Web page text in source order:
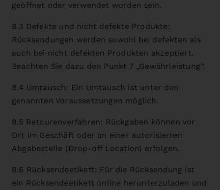
geöffnet oder verwendet worden sein.
8.3 Defekte und nicht defekte Produkte:
Rücksendungen werden sowohl bei defekten als
auch bei nicht defekten Produkten akzeptiert.
Beachten Sie dazu den Punkt 7 „Gewährleistung“.
8.4 Umtausch: Ein Umtausch ist unter den
genannten Voraussetzungen möglich.
8.5 Retourenverfahren: Rückgaben können vor
Ort im Geschäft oder an einer autorisierten
Abgabestelle (Drop-off Location) erfolgen.
8.6 Rücksendeetikett: Für die Rücksendung ist
ein Rücksendeetikett online herunterzuladen und